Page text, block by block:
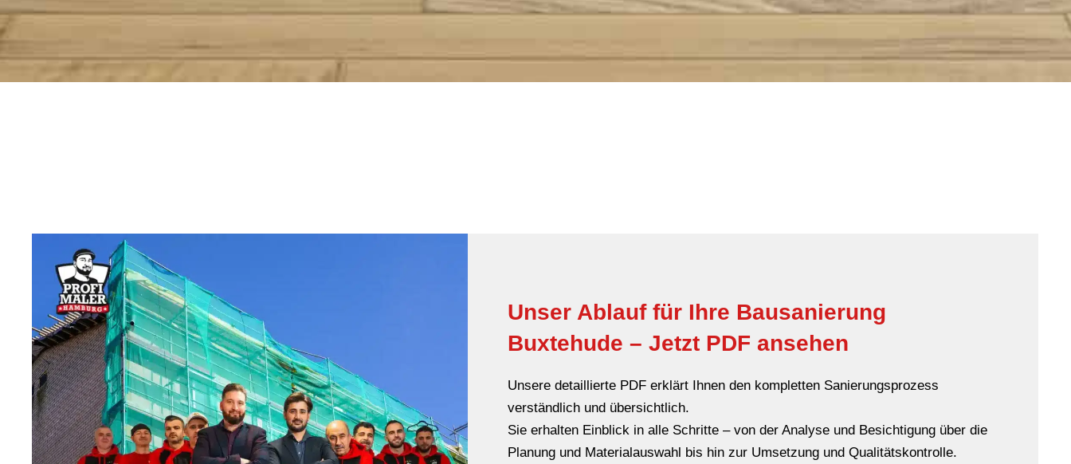
Unser Ablauf für Ihre Bausanierung
Buxtehude – Jetzt PDF ansehen
Unsere detaillierte PDF erklärt Ihnen den kompletten Sanierungsprozess
verständlich und übersichtlich.
Sie erhalten Einblick in alle Schritte – von der Analyse und Besichtigung über die
Planung und Materialauswahl bis hin zur Umsetzung und Qualitätskontrolle.